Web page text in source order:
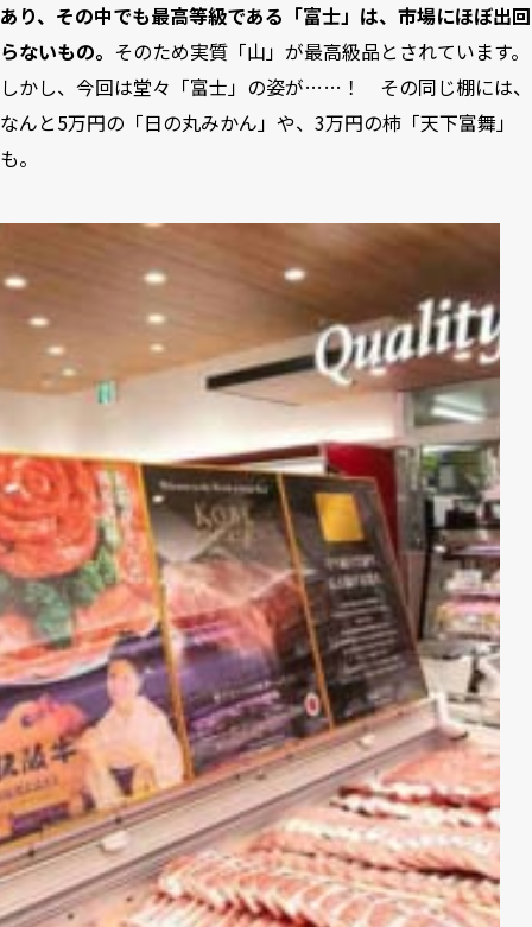
あり、その中でも最高等級である「富士」は、市場にほぼ出回
らないもの。 そのため実質「山」が最高級品とされています。
しかし、今回は堂々「富士」の姿が……！ その同じ棚には、
なんと5万円の「日の丸みかん」や、3万円の柿「天下富舞」
も。